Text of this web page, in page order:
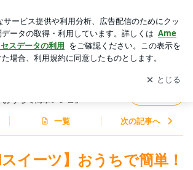
ゆかりオフィシャルブログ「Yukari's Kitch
ピ」Powered by Ameba
ードして ブログの更新通知
を受け取りまし
開く
うちで簡単レシピ」
一覧 次の記事へ
スイーツ】おうちで簡単！